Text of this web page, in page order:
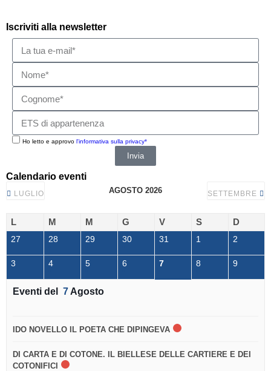
Iscriviti alla newsletter
Ho letto e approvo l'informativa sulla privacy*
Invia
Calendario eventi
LUGLIO AGOSTO 2026 SETTEMBRE
L M M G V S D
27 28 29 30 31 1 2
3 4 5 6 7 8 9
Eventi del 7 Agosto
IDO NOVELLO IL POETA CHE DIPINGEVA
DI CARTA E DI COTONE. IL BIELLESE DELLE CARTIERE E DEI
COTONIFICI